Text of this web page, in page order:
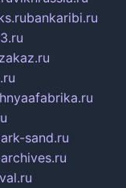
bankaribi.ru
sand.ru